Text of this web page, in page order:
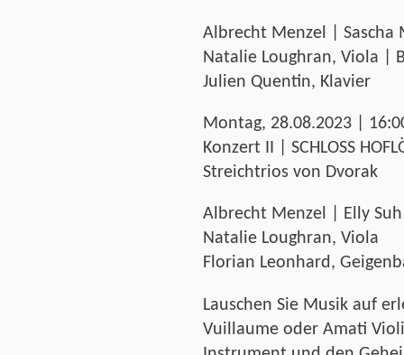
Albrecht Menzel | Sascha
Natalie Loughran, Viola |
Julien Quentin, Klavier
Montag, 28.08.2023 |
Konzert II | SCHLOSS
Streichtrios von Dvorak
Albrecht Menzel | Elly
Natalie Loughran, Viola
Florian Leonhard,
Lauschen Sie Musik auf
Vuillaume oder Amati